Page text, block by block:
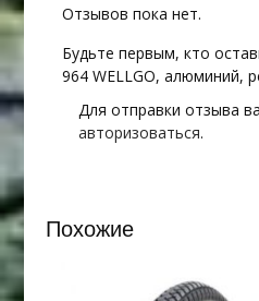
Отзывов пока нет.
Будьте первым, кто
964 WELLGO, алюминий,
Для отправки отзыва
авторизоваться.
Похожие